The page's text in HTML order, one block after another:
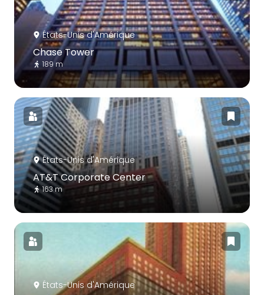
États-Unis d'Amérique
Chase Tower
189 m
États-Unis d'Amérique
AT&T Corporate Center
163 m
États-Unis d'Amérique